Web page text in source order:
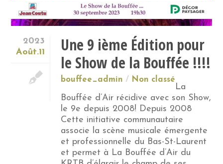
2023
Août.11
Une 9 ième Édition pour
le Show de la Bouffée !!!!
bouffee_admin Non classé
La
Bouffée d’Air récidive avec son Show,
le 9e depuis 2008! Depuis 2008
Cette initiative communautaire
associe la scène musicale émergente
et professionnelle du Bas-St-Laurent
et permet à La Bouffée d’Air du